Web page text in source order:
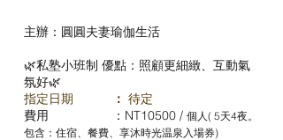
主辦：圓圓夫妻瑜伽生活
🌿私塾小班制 優點：照顧更細緻、互動氣
氛好🌿
指定日期
： 待定
費用 ：NT10500 / 個人( 5天4夜。
包含：住宿、餐費、享沐時光温泉入場券)